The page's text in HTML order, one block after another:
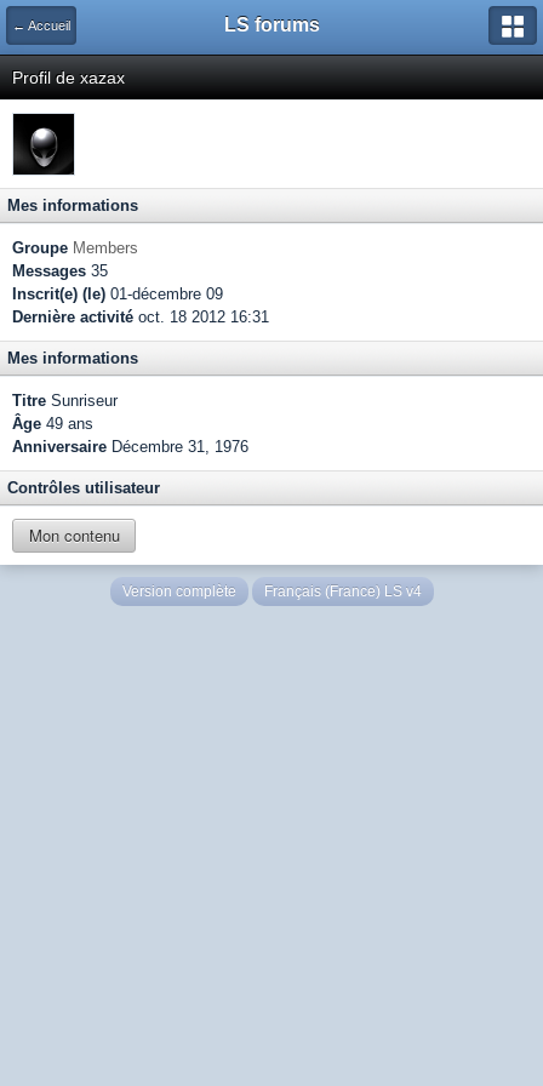
← Accueil LS forums
Profil de xazax
Mes informations
Groupe Members
Messages 35
Inscrit(e) (le) 01-décembre 09
Dernière activité oct. 18 2012 16:31
Mes informations
Titre Sunriseur
Âge 49 ans
Anniversaire Décembre 31, 1976
Contrôles utilisateur
Mon contenu
Version complète Français (France) LS v4